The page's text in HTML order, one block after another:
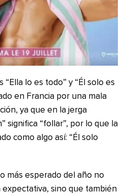
“Ella lo es todo” y “Él solo es
en Francia por una mala
ya que en la jerga
significa “follar”, por lo que la
como algo así: “Él solo
más esperado del año no
sino que también